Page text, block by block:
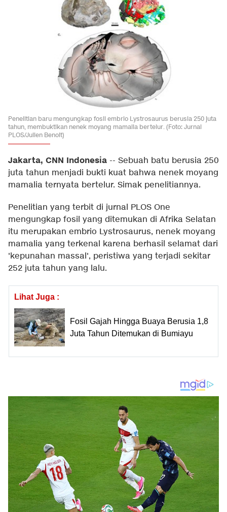
Penelitian baru mengungkap fosil embrio Lystrosaurus berusia 250 juta
tahun, membuktikan nenek moyang mamalia bertelur. (Foto: Jurnal
PLOS/Julien Benoit)
Jakarta, CNN Indonesia -- Sebuah batu berusia 250
juta tahun menjadi bukti kuat bahwa nenek moyang
mamalia ternyata bertelur. Simak penelitiannya.
Penelitian yang terbit di jurnal PLOS One
mengungkap fosil yang ditemukan di Afrika Selatan
itu merupakan embrio Lystrosaurus, nenek moyang
mamalia yang terkenal karena berhasil selamat dari
'kepunahan massal', peristiwa yang terjadi sekitar
252 juta tahun yang lalu.
Lihat Juga :
Fosil Gajah Hingga Buaya Berusia 1,8
Juta Tahun Ditemukan di Bumiayu